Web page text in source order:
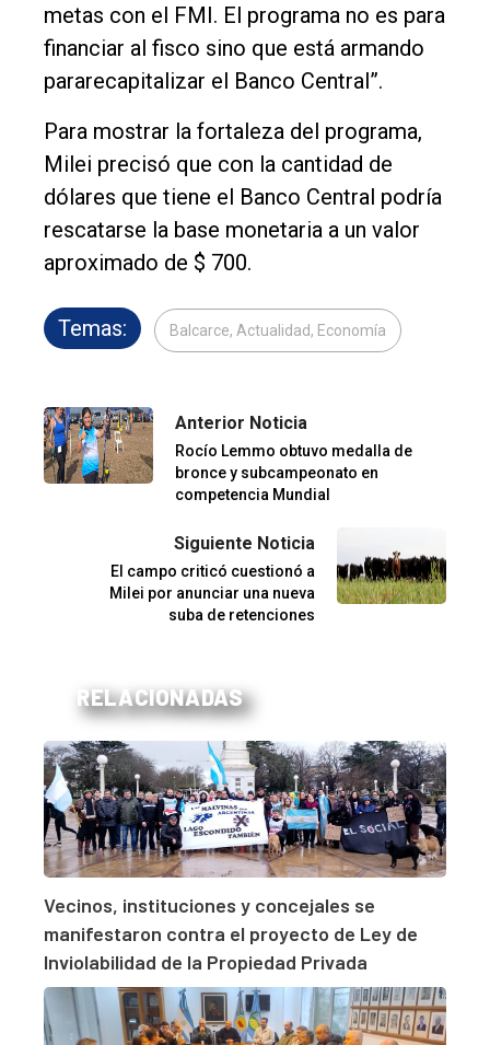
metas con el FMI. El programa no es para
financiar al fisco sino que está armando
pararecapitalizar el Banco Central”.
Para mostrar la fortaleza del programa,
Milei precisó que con la cantidad de
dólares que tiene el Banco Central podría
rescatarse la base monetaria a un valor
aproximado de $ 700.
Temas: Balcarce, Actualidad, Economía
Anterior Noticia
Rocío Lemmo obtuvo medalla de
bronce y subcampeonato en
competencia Mundial
Siguiente Noticia
El campo criticó cuestionó a
Milei por anunciar una nueva
suba de retenciones
RELACIONADAS
Vecinos, instituciones y concejales se
manifestaron contra el proyecto de Ley de
Inviolabilidad de la Propiedad Privada